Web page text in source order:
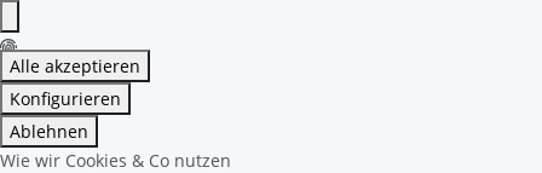
Alle akzeptieren
Konfigurieren
Ablehnen
Wie wir Cookies & Co nutzen